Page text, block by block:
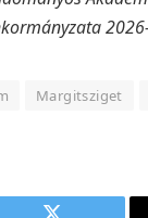
Margitsziget